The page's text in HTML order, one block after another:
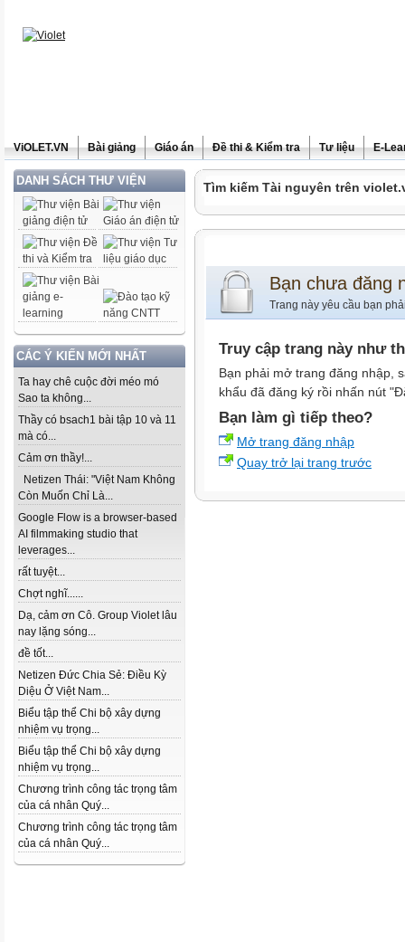
ViOLET.VN Bài giảng Giáo án Đề thi & Kiểm tra Tư liệu E-
DANH SÁCH THƯ VIỆN
CÁC Ý KIẾN MỚI NHẤT
Ta hay chê cuộc đời méo mó
Sao ta không...
Thầy có bsach1 bài tập 10 và 11
mà có...
Cảm ơn thầy!...
Netizen Thái: "Việt Nam Không
Còn Muốn Chỉ Là...
Google Flow is a browser-based
AI filmmaking studio that
leverages...
rất tuyệt...
Chợt nghĩ......
Dạ, cảm ơn Cô. Group Violet lâu
nay lặng sóng...
đề tốt...
Netizen Đức Chia Sẻ: Điều Kỳ
Diệu Ở Việt Nam...
Biểu tập thể Chi bộ xây dựng
nhiệm vụ trọng...
Biểu tập thể Chi bộ xây dựng
nhiệm vụ trọng...
Chương trình công tác trọng tâm
của cá nhân Quý...
Chương trình công tác trọng tâm
của cá nhân Quý...
Tìm kiếm Tài nguyên trên
Bạn chưa đăng
Trang này yêu cầu bạn
Truy cập trang này như
Bạn phải mở trang đăng nhập,
khẩu đã đăng ký rồi nhấn nút
Bạn làm gì tiếp theo?
Mở trang đăng nhập
Quay trở lại trang trước